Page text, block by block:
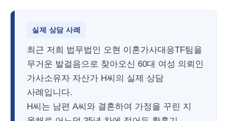
실제 상담 사례
최근 저희 법무법인 오현 이혼가사대응TF팀을
무거운 발걸음으로 찾아오신 60대 여성 의뢰인
가사소유자 자산가 H씨의 실제 상담
사례입니다.
H씨는 남편 A씨와 결혼하여 가정을 꾸린 지